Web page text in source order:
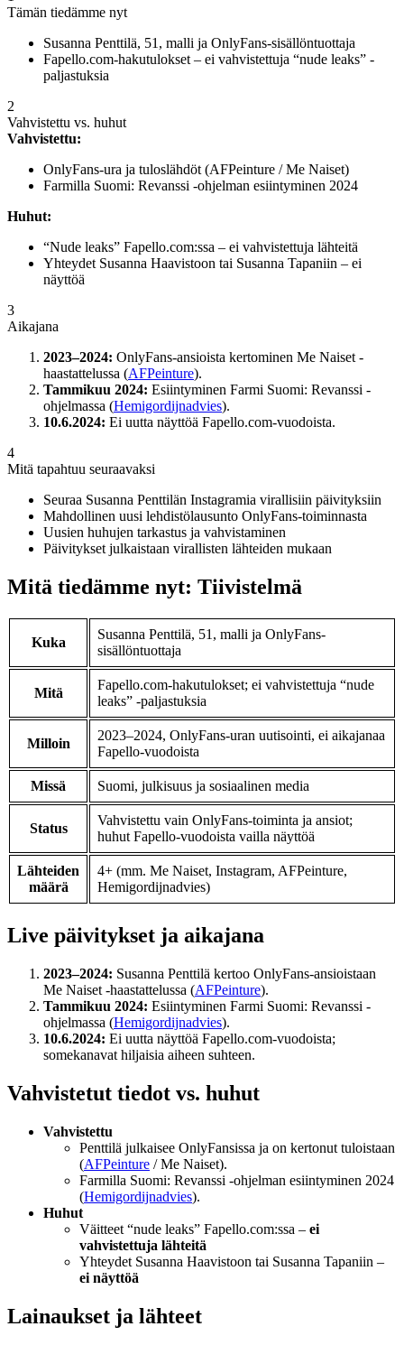
Tämän tiedämme nyt
Susanna Penttilä, 51, malli ja OnlyFans-sisällöntuottaja
Fapello.com-hakutulokset – ei vahvistettuja “nude leaks” -
paljastuksia
2
Vahvistettu vs. huhut
Vahvistettu:
OnlyFans-ura ja tuloslähdöt (AFPeinture / Me Naiset)
Farmilla Suomi: Revanssi -ohjelman esiintyminen 2024
Huhut:
“Nude leaks” Fapello.com:ssa – ei vahvistettuja lähteitä
Yhteydet Susanna Haavistoon tai Susanna Tapaniin – ei
näyttöä
3
Aikajana
2023–2024: OnlyFans-ansioista kertominen Me Naiset -
haastattelussa (AFPeinture).
Tammikuu 2024: Esiintyminen Farmi Suomi: Revanssi -
ohjelmassa (Hemigordijnadvies).
10.6.2024: Ei uutta näyttöä Fapello.com-vuodoista.
4
Mitä tapahtuu seuraavaksi
Seuraa Susanna Penttilän Instagramia virallisiin päivityksiin
Mahdollinen uusi lehdistölausunto OnlyFans-toiminnasta
Uusien huhujen tarkastus ja vahvistaminen
Päivitykset julkaistaan virallisten lähteiden mukaan
Mitä tiedämme nyt: Tiivistelmä
Kuka
Susanna Penttilä, 51, malli ja OnlyFans-
sisällöntuottaja
Mitä
Fapello.com-hakutulokset; ei vahvistettuja “nude
leaks” -paljastuksia
Milloin
2023–2024, OnlyFans-uran uutisointi, ei aikajanaa
Fapello-vuodoista
Missä Suomi, julkisuus ja sosiaalinen media
Status
Vahvistettu vain OnlyFans-toiminta ja ansiot;
huhut Fapello-vuodoista vailla näyttöä
Lähteiden
määrä
4+ (mm. Me Naiset, Instagram, AFPeinture,
Hemigordijnadvies)
Live päivitykset ja aikajana
2023–2024: Susanna Penttilä kertoo OnlyFans-ansioistaan
Me Naiset -haastattelussa (AFPeinture).
Tammikuu 2024: Esiintyminen Farmi Suomi: Revanssi -
ohjelmassa (Hemigordijnadvies).
10.6.2024: Ei uutta näyttöä Fapello.com-vuodoista;
somekanavat hiljaisia aiheen suhteen.
Vahvistetut tiedot vs. huhut
Vahvistettu
Penttilä julkaisee OnlyFansissa ja on kertonut tuloistaan
(AFPeinture / Me Naiset).
Farmilla Suomi: Revanssi -ohjelman esiintyminen 2024
(Hemigordijnadvies).
Huhut
Väitteet “nude leaks” Fapello.com:ssa – ei
vahvistettuja lähteitä
Yhteydet Susanna Haavistoon tai Susanna Tapaniin –
ei näyttöä
Lainaukset ja lähteet